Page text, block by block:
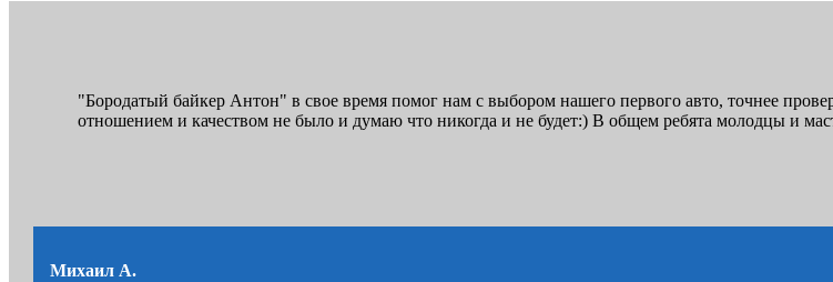
"Бородатый байкер Антон" в свое время помог нам с выбором нашего первого авто, точнее
отношением и качеством не было и думаю что никогда и не будет:) В общем ребята молодцы и
Михаил А.